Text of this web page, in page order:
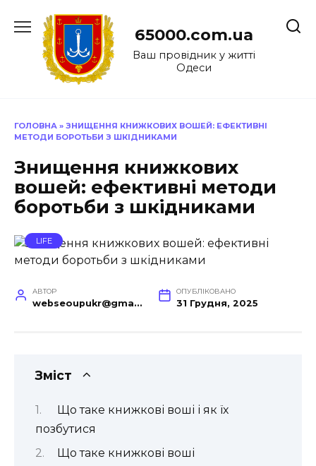
до
65000.com.ua
Ваш провідник у житті
Одеси
ГОЛОВНА » ЗНИЩЕННЯ КНИЖКОВИХ ВОШЕЙ: ЕФЕКТИВНІ
МЕТОДИ БОРОТЬБИ З ШКІДНИКАМИ
Знищення книжкових
вошей: ефективні методи
боротьби з шкідниками
LIFE
АВТОР
webseoupukr@gmail.com
ОПУБЛІКОВАНО
31 Грудня, 2025
Зміст
Що таке книжкові воші і як їх
позбутися
Що таке книжкові воші